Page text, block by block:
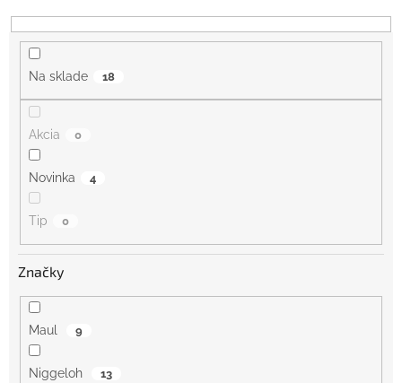
u
k
Na sklade 18
Akcia 0
Novinka 4
Tip 0
Značky
Maul 9
Niggeloh 13